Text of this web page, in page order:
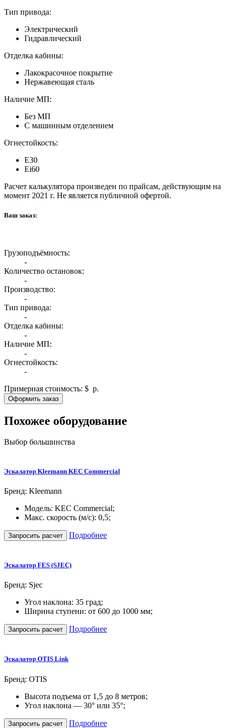
Тип привода:
Электрический
Гидравлический
Отделка кабины:
Лакокрасочное покрытие
Нержавеющая сталь
Наличие МП:
Без МП
С машинным отделением
Огнестойкость:
E30
Ei60
Расчет калькулятора произведен по прайсам, действующим на
момент 2021 г. Не является публичной офертой.
Ваш заказ:
Грузоподъёмность:
-
Количество остановок:
-
Производство:
-
Тип привода:
-
Отделка кабины:
-
Наличие МП:
-
Огнестойкость:
-
Примерная стоимость: $ р.
Оформить заказ
Похожее оборудование
Выбор большинства
Эскалатор Kleemann KEC Commercial
Бренд: Kleemann
Модель: KEC Commercial;
Макс. скорость (м/с): 0,5;
Запросить расчет Подробнее
Эскалатор FES (SJEC)
Бренд: Sjec
Угол наклона: 35 град;
Ширина ступени: от 600 до 1000 мм;
Запросить расчет Подробнее
Эскалатор OTIS Link
Бренд: OTIS
Высота подъема от 1,5 до 8 метров;
Угол наклона — 30° или 35°;
Запросить расчет Подробнее